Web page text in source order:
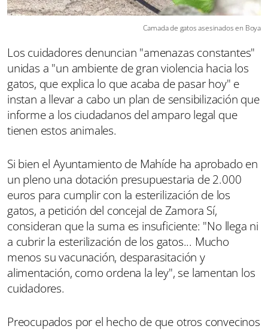
Camada de gatos asesinados en Boya
Los cuidadores denuncian "amenazas constantes"
unidas a "un ambiente de gran violencia hacia los
gatos, que explica lo que acaba de pasar hoy" e
instan a llevar a cabo un plan de sensibilización que
informe a los ciudadanos del amparo legal que
tienen estos animales.
Si bien el Ayuntamiento de Mahíde ha aprobado en
un pleno una dotación presupuestaria de 2.000
euros para cumplir con la esterilización de los
gatos, a petición del concejal de Zamora Sí,
consideran que la suma es insuficiente: "No llega ni
a cubrir la esterilización de los gatos... Mucho
menos su vacunación, desparasitación y
alimentación, como ordena la ley", se lamentan los
cuidadores.
Preocupados por el hecho de que otros convecinos